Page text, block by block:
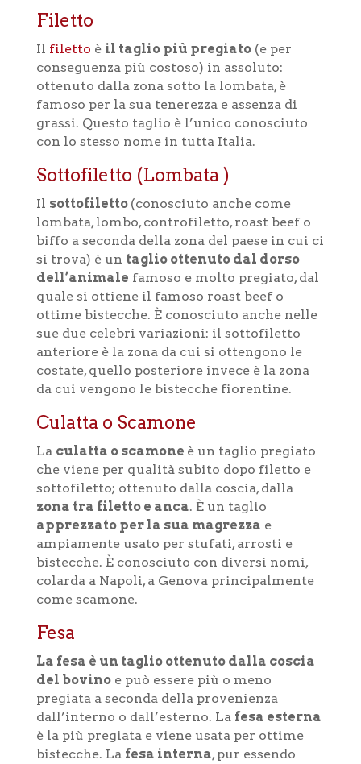
Filetto
Il filetto è il taglio più pregiato(e per
conseguenza più costoso) in assoluto:
ottenuto dalla zona sotto la lombata, è
famoso per la sua tenerezza e assenza di
grassi. Questo taglio è l’unico conosciuto
con lo stesso nome in tutta Italia.
Sottofiletto (Lombata )
Il sottofiletto (conosciuto anche come
lombata, lombo, controfiletto, roast beef o
biffo a seconda della zona del paese in cui ci
si trova) è un taglio ottenuto dal dorso
dell’animale famoso e molto pregiato, dal
quale si ottiene il famoso roast beef o
ottime bistecche. È conosciuto anche nelle
sue due celebri variazioni: il sottofiletto
anteriore è la zona da cui si ottengono le
costate, quello posteriore invece è la zona
da cui vengono le bistecche fiorentine.
Culatta o Scamone
La culatta o scamone è un taglio pregiato
che viene per qualità subito dopo filetto e
sottofiletto; ottenuto dalla coscia, dalla
zona tra filetto e anca. Èun taglio
apprezzato per la sua magrezza e
ampiamente usato per stufati, arrosti e
bistecche. È conosciuto con diversi nomi,
colarda a Napoli, a Genova principalmente
come scamone.
Fesa
La fesa è un taglio ottenuto dalla coscia
del bovinoe può essere più o meno
pregiata a seconda della provenienza
dall’interno o dall’esterno. La fesa esterna
è la più pregiata e viene usata per ottime
bistecche. La fesa interna, pur essendo